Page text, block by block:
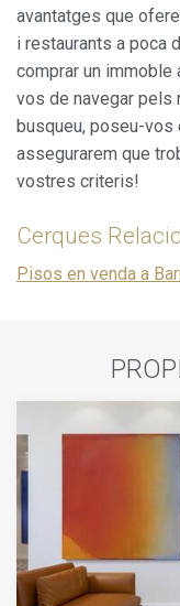
avantatges que
i restaurants a poca
comprar un immoble
vos de navegar
busqueu, poseu-vos
assegurarem que
vostres criteris!
Cerques
Pisos en venda a